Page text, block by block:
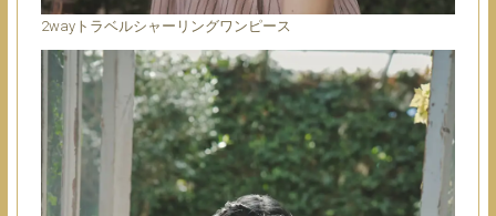
2wayトラベルシャーリングワンピース